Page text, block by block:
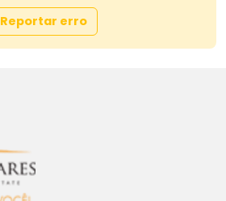
Reportar erro